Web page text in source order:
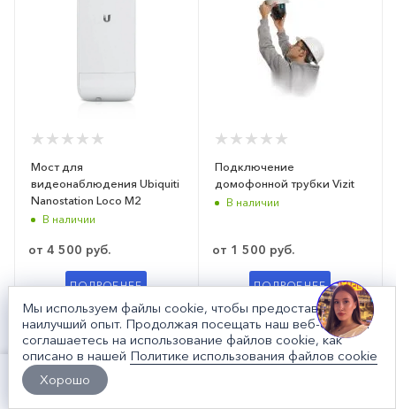
Мост для
видеонаблюдения Ubiquiti
Nanostation Loco M2
В наличии
от 4 500 руб.
ПОДРОБНЕЕ
Подключение
домофонной трубки Vizit
В наличии
от 1 500 руб.
ПОДРОБНЕЕ
Хорошо
Мы используем файлы cookie, чтобы предоставить вам
наилучший опыт. Продолжая посещать наш веб-сайт, вы
соглашаетесь на использование файлов cookie, как
описано в нашей Политике использования файлов cookie
Главная Каталог